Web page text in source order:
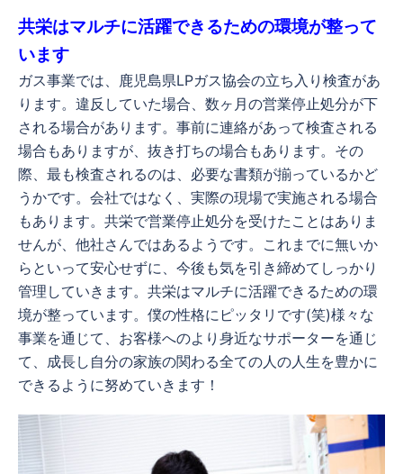
共栄はマルチに活躍できるための環境が整って
います
ガス事業では、鹿児島県LPガス協会の立ち入り検査があ
ります。 違反していた場合、数ヶ月の営業停止処分が下
される場合があります。 事前に連絡があって検査される
場合もありますが、抜き打ちの場合もあります。 その
際、最も検査されるのは、必要な書類が揃っているかど
うかです。会社ではなく、実際の現場で実施される場合
もあります。共栄で営業停止処分を受けたことはありま
せんが、他社さんではあるようです。これまでに無いか
らといって安心せずに、今後も気を引き締めてしっかり
管理していきます。共栄はマルチに活躍できるための環
境が整っています。僕の性格にピッタリです(笑)様々な
事業を通じて、お客様へのより身近なサポーターを通じ
て、成長し自分の家族の関わる全ての人の人生を豊かに
できるように努めていきます！